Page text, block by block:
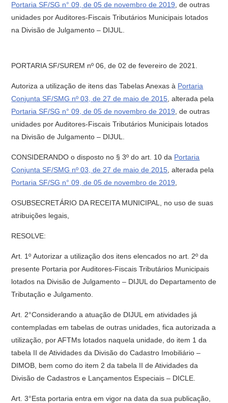
Portaria SF/SG n° 09, de 05 de novembro de 2019 , de outras
unidades por Auditores-Fiscais Tributários Municipais lotados
na Divisão de Julgamento – DIJUL.
PORTARIA SF/SUREM nº 06, de 02 de fevereiro de 2021.
Autoriza a utilização de itens das Tabelas Anexas à Portaria
Conjunta SF/SMG nº 03, de 27 de maio de 2015 , alterada pela
Portaria SF/SG n° 09, de 05 de novembro de 2019 , de outras
unidades por Auditores-Fiscais Tributários Municipais lotados
na Divisão de Julgamento – DIJUL.
CONSIDERANDO o disposto no § 3º do art. 10 da Portaria
Conjunta SF/SMG nº 03, de 27 de maio de 2015 , alterada pela
Portaria SF/SG n° 09, de 05 de novembro de 2019
OSUBSECRETÁRIO DA RECEITA MUNICIPAL, no uso de suas
atribuições legais,
RESOLVE:
Art. 1º Autorizar a utilização dos itens elencados no art. 2º da
presente Portaria por Auditores-Fiscais Tributários Municipais
lotados na Divisão de Julgamento – DIJUL do Departamento de
Tributação e Julgamento.
Art. 2°Considerando a atuação de DIJUL em atividades já
contempladas em tabelas de outras unidades, fica autorizada a
utilização, por AFTMs lotados naquela unidade, do item 1 da
tabela II de Atividades da Divisão do Cadastro Imobiliário –
DIMOB, bem como do item 2 da tabela II de Atividades da
Divisão de Cadastros e Lançamentos Especiais – DICLE.
Art. 3°Esta portaria entra em vigor na data da sua publicação,